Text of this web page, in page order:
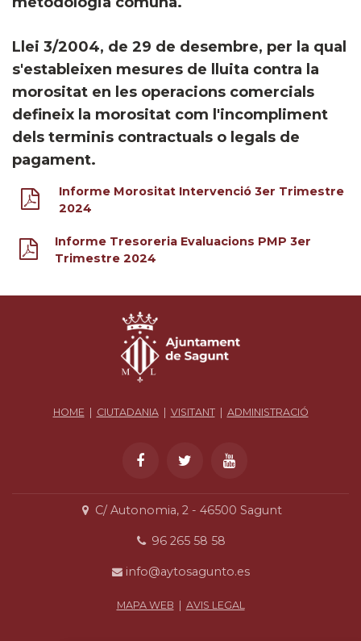
Llei 3/2004, de 29 de desembre, per la qual
s'estableixen mesures de lluita contra la
morositat en les operacions comercials
defineix la morositat com l'incompliment
dels terminis contractuals o legals de
pagament.
Informe Morositat Intervenció 3er Trimestre
2024
Informe Tresoreria Evaluacions PMP 3er
Trimestre 2024
HOME| CIUTADANIA| VISITANT| ADMINISTRACIÓ
C/ Autonomia, 2 - 46500 Sagunt
96 265 58 58
info@aytosagunto.es
MAPA WEB AVIS LEGAL